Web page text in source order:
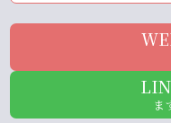
ま